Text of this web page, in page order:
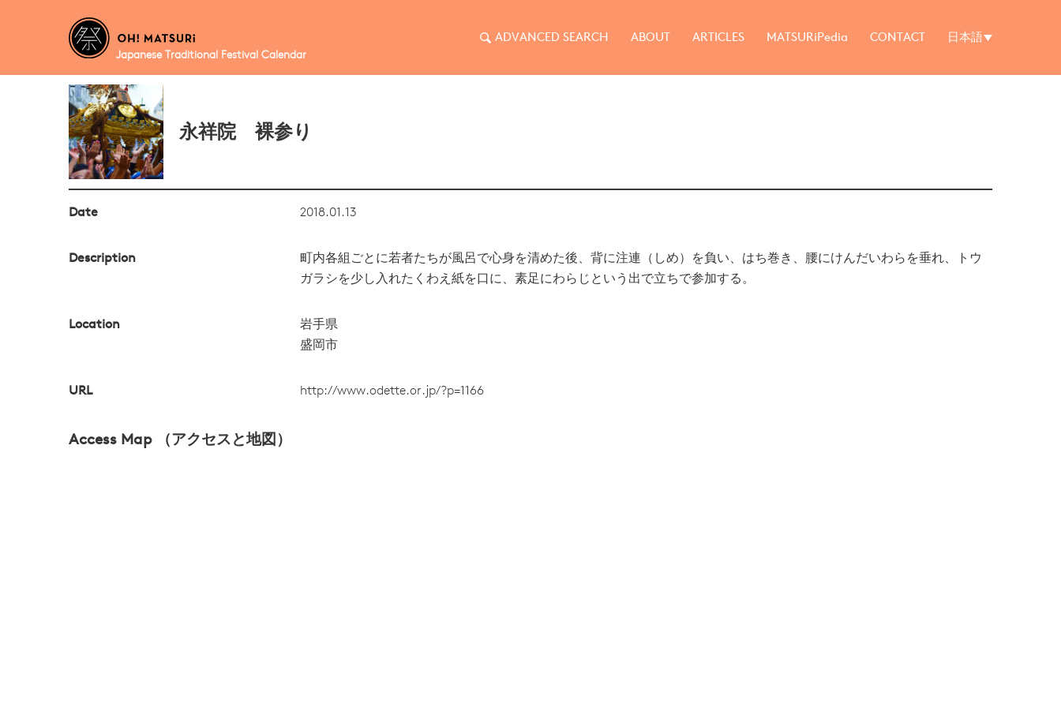
Japanese Traditional Festival Calendar
ADVANCED SEARCH ABOUT ARTICLES MATSURiPedia CONTACT 日本語
永祥院 裸参り
Date 2018.01.13
Description
町内各組ごとに若者たちが風呂で心身を清めた後、背に注連（しめ）を負い、はち巻き、腰にけんだいわらを垂れ、トウ
ガラシを少し入れたくわえ紙を口に、素足にわらじという出で立ちで参加する。
Location
岩手県
盛岡市
URL http://www.odette.or.jp/?p=1166
Access Map （アクセスと地図）